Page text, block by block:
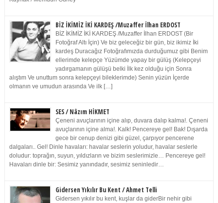
BİZ İKİMİZ İKİ KARDEŞ /Muzaffer İlhan ERDOST
BİZ İKİMİZ İKİ KARDEŞ /Muzaffer İlhan ERDOST (Bir
Fotoğraf Altı İçin) Ve biz geleceğiz bir gün, biz ikimiz İki
kardeş Duracağız Fotoğrafımızda durduğumuz gibi Benim
ellerimde kelepçe Yüzümde yapay bir gülüş (Kelepçeyi
yadırgamanın gülüşü belki İlk kez olduğu için Sonra
alıştım Ve unuttum sonra kelepçeyi bileklerimde) Senin yüzün İçerde
olmanın ve umudun arasında Ve ilk […]
SES / Nâzım HİKMET
Çeneni avuçlarının içine alıp, duvara dalıp kalma!. Çeneni
avuçlarının içine alma!. Kalk! Pencereye gel! Bak! Dışarda
gece bir cenup denizi gibi güzel, çarpıyor pencerene
dalgaları.. Gel! Dinle havaları: havalar seslerin yoludur, havalar seslerle
doludur: toprağın, suyun, yıldızların ve bizim seslerimizle… Pencereye gel!
Havaları dinle bir: Sesimiz yanındadır, sesimiz seninledir…
Gidersen Yıkılır Bu Kent / Ahmet Telli
Gidersen yıkılır bu kent, kuşlar da giderBir nehir gibi